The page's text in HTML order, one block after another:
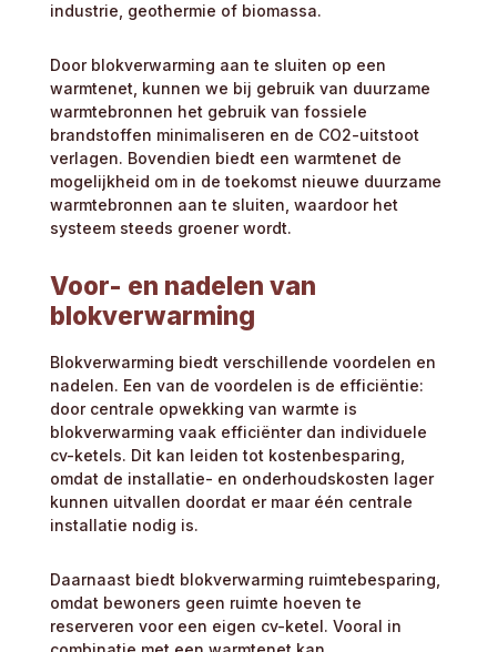
industrie, geothermie of biomassa.
Door blokverwarming aan te sluiten op een
warmtenet, kunnen we bij gebruik van duurzame
warmtebronnen het gebruik van fossiele
brandstoffen minimaliseren en de CO2-uitstoot
verlagen. Bovendien biedt een warmtenet de
mogelijkheid om in de toekomst nieuwe duurzame
warmtebronnen aan te sluiten, waardoor het
systeem steeds groener wordt.
Voor- en nadelen van
blokverwarming
Blokverwarming biedt verschillende voordelen en
nadelen. Een van de voordelen is de efficiëntie:
door centrale opwekking van warmte is
blokverwarming vaak efficiënter dan individuele
cv-ketels. Dit kan leiden tot kostenbesparing,
omdat de installatie- en onderhoudskosten lager
kunnen uitvallen doordat er maar één centrale
installatie nodig is.
Daarnaast biedt blokverwarming ruimtebesparing,
omdat bewoners geen ruimte hoeven te
reserveren voor een eigen cv-ketel. Vooral in